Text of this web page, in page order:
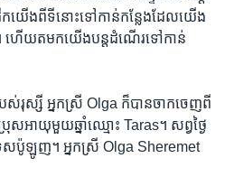
យើង​ពី​ទី​នោះទៅ​កាន់​កន្លែង​ដែល​យើង​
យ​ត​មក​យើង​បន្ត​ដំណើរ​ទៅ​កាន់​
បស់​រុស្សី​ អ្នកស្រី​ Olga ក៏​បានចាក​ចេញ​ពី​
អាយុមួយ​ឆ្នាំឈ្មោះ Taras។ សព្វ​ថ្ងៃ​
េសប៉ូឡូញ។​ អ្នកស្រី Olga Sheremet